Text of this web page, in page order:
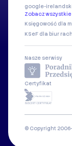
google-ireland
Zobacz
Księgowość dla
KSeF dla biur
Nasze serwisy
Certyfikat
© Copyright